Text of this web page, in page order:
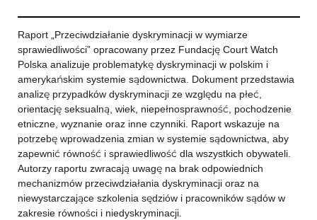
Raport „Przeciwdziałanie dyskryminacji w wymiarze
sprawiedliwości” opracowany przez Fundację Court Watch
Polska analizuje problematykę dyskryminacji w polskim i
amerykańskim systemie sądownictwa. Dokument przedstawia
analizę przypadków dyskryminacji ze względu na płeć,
orientację seksualną, wiek, niepełnosprawność, pochodzenie
etniczne, wyznanie oraz inne czynniki. Raport wskazuje na
potrzebę wprowadzenia zmian w systemie sądownictwa, aby
zapewnić równość i sprawiedliwość dla wszystkich obywateli.
Autorzy raportu zwracają uwagę na brak odpowiednich
mechanizmów przeciwdziałania dyskryminacji oraz na
niewystarczające szkolenia sędziów i pracowników sądów w
zakresie równości i niedyskryminacji.